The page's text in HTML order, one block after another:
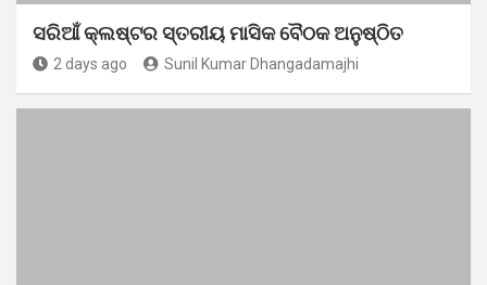
ସରିଆଁ କ୍ଲଷ୍ଟର ସ୍ତରୀୟ ମାସିକ ବୈଠକ ଅନୁଷ୍ଠିତ
2 days ago Sunil Kumar Dhangadamajhi